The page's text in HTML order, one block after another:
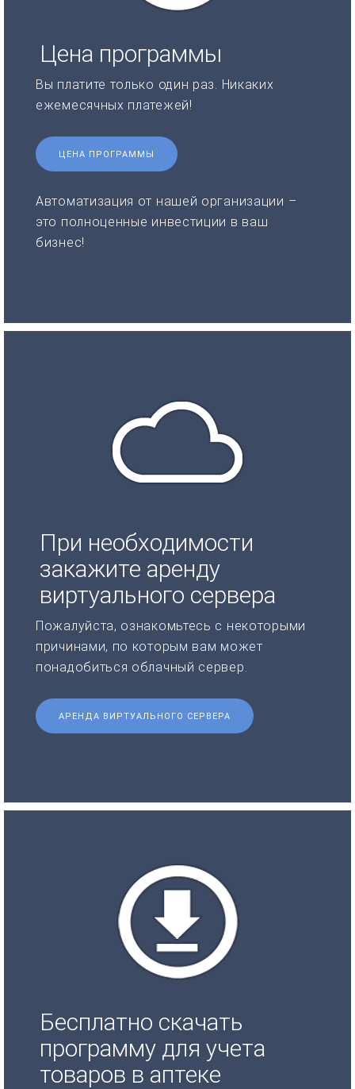
Цена программы
Вы платите только один раз. Никаких
ежемесячных платежей!
ЦЕНА ПРОГРАММЫ
Автоматизация от нашей организации –
это полноценные инвестиции в ваш
бизнес!
При необходимости
закажите аренду
виртуального сервера
Пожалуйста, ознакомьтесь с некоторыми
причинами, по которым вам может
понадобиться облачный сервер.
АРЕНДА ВИРТУАЛЬНОГО СЕРВЕРА
Бесплатно скачать
программу для учета
товаров в аптеке